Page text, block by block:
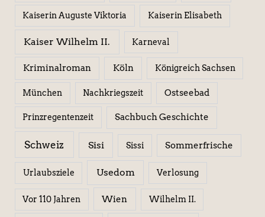
Kaiserin Auguste Viktoria Kaiserin Elisabeth
Kaiser Wilhelm II. Karneval
Kriminalroman Köln Königreich Sachsen
München Nachkriegszeit Ostseebad
Prinzregentenzeit Sachbuch Geschichte
Schweiz Sisi Sissi Sommerfrische
Urlaubsziele Usedom Verlosung
Vor 110 Jahren Wien Wilhelm II.